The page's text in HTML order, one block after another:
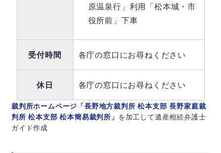
原温泉行」利用「松本城・市
役所前」下車
受付時間 各庁の窓口にお尋ねください
休日 各庁の窓口にお尋ねください
裁判所ホームページ「長野地方裁判所 松本支部 長野家庭裁
判所 松本支部 松本簡易裁判所」 を加工して遺産相続弁護士
ガイド作成